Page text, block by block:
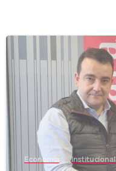
Economía Institucional